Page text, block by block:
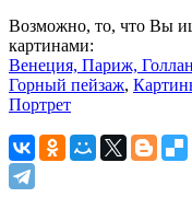
Возможно, то, что Вы
картинами:
Венеция, Париж,
Горный пейзаж,
Портрет